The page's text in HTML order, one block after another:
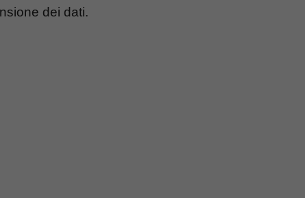
dei dati.